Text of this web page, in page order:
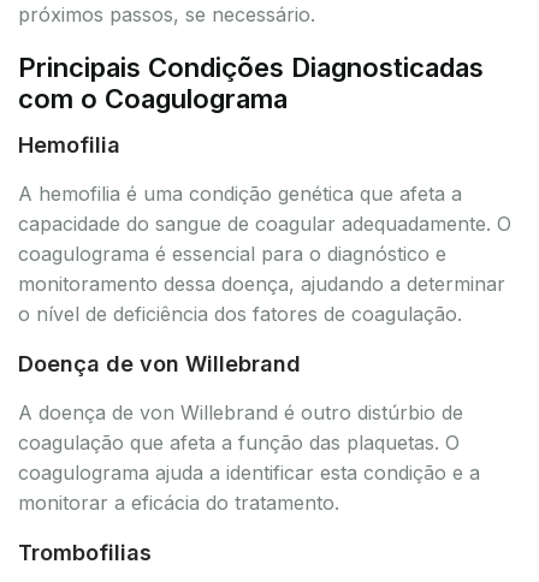
próximos passos, se necessário.
Principais Condições Diagnosticadas
com o Coagulograma
Hemofilia
A hemofilia é uma condição genética que afeta a
capacidade do sangue de coagular adequadamente. O
coagulograma é essencial para o diagnóstico e
monitoramento dessa doença, ajudando a determinar
o nível de deficiência dos fatores de coagulação.
Doença de von Willebrand
A doença de von Willebrand é outro distúrbio de
coagulação que afeta a função das plaquetas. O
coagulograma ajuda a identificar esta condição e a
monitorar a eficácia do tratamento.
Trombofilias